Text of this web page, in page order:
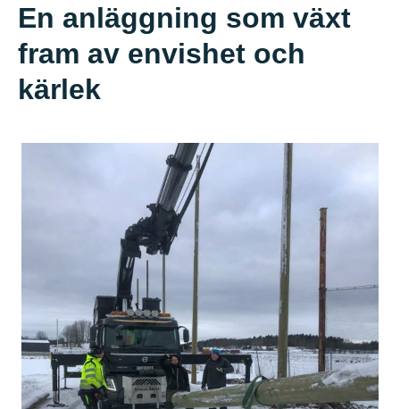
En anläggning som växt
fram av envishet och
kärlek